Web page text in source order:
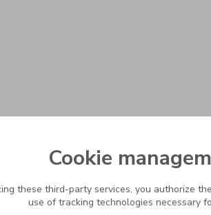
Cookie
these third-party services, you authorize
use of tracking technologies necessary